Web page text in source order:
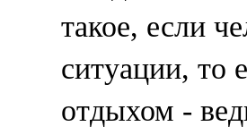
такое, если
ситуации, то
отдыхом -